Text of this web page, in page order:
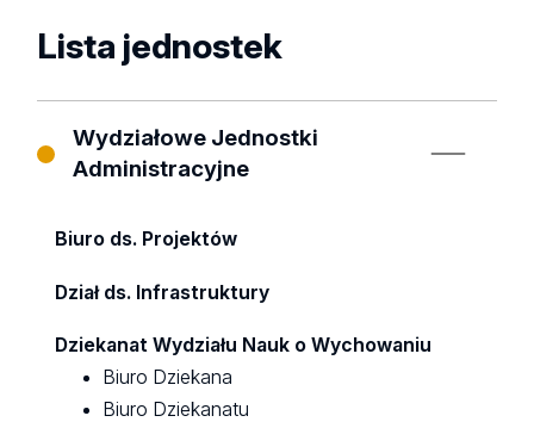
Lista jednostek
Wydziałowe Jednostki
Administracyjne
Biuro ds. Projektów
Dział ds. Infrastruktury
Dziekanat Wydziału Nauk o Wychowaniu
Biuro Dziekana
Biuro Dziekanatu